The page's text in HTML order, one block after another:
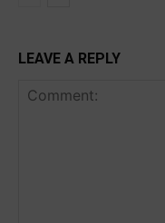
LEAVE A REPLY